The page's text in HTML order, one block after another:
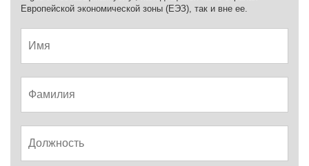
Европейской экономической зоны (ЕЭЗ), так и вне ее.